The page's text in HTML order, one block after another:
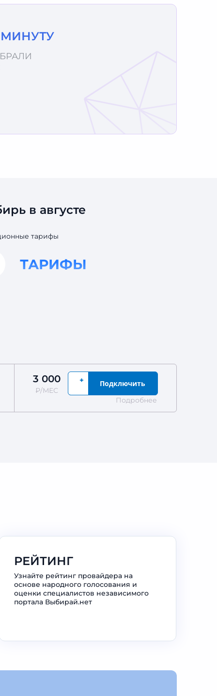
МИНУТУ
в августе
тарифы
ТАРИФЫ
3 000
₽/МЕС
+ Подключить
Подробнее
РЕЙТИНГ
Узнайте рейтинг провайдера на
основе народного голосования и
оценки специалистов независимого
портала Выбирай.нет